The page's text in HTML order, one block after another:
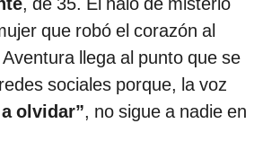
que robó el corazón al
llega al punto que se
sociales porque, la voz
olvidar”, no sigue a nadie en